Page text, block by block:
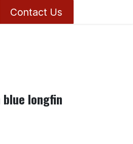
Contact Us
longfin